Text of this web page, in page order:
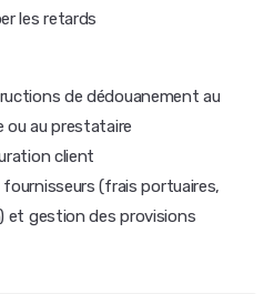
les retards
de dédouanement au
ou au prestataire
client
(frais portuaires,
et gestion des provisions